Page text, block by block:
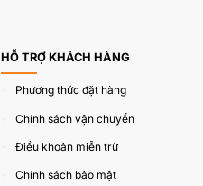
HỖ TRỢ KHÁCH HÀNG
Phương thức đặt hàng
Chính sách vận chuyển
Điều khoản miễn trừ
Chính sách bảo mật